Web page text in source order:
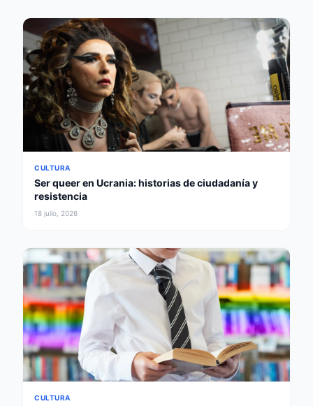
CULTURA
Ser queer en Ucrania: historias de ciudadanía y
resistencia
18 julio, 2026
CULTURA